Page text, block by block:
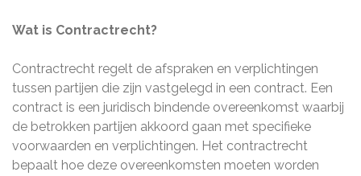
Wat is Contractrecht?
Contractrecht regelt de afspraken en verplichtingen
tussen partijen die zijn vastgelegd in een contract. Een
contract is een juridisch bindende overeenkomst waarbij
de betrokken partijen akkoord gaan met specifieke
voorwaarden en verplichtingen. Het contractrecht
bepaalt hoe deze overeenkomsten moeten worden